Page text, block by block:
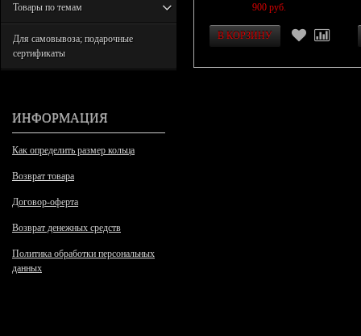
Товары по темам
Для самовывоза; подарочные
сертификаты
ИНФОРМАЦИЯ
Как определить размер кольца
Возврат товара
Договор-оферта
Возврат денежных средств
Политика обработки персональных
данных
900 руб.